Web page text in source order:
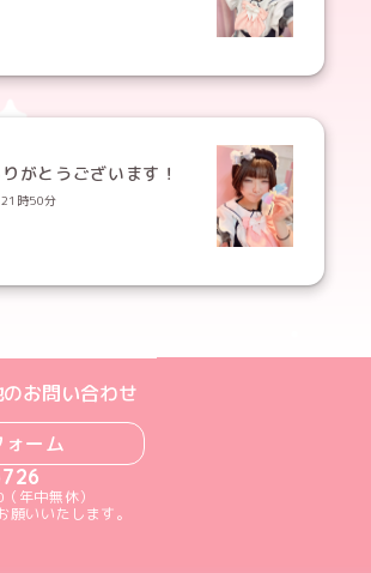
がとうございます！
時50分
ト
ウント
アカウント
お問い合わせ
ーム
年中無休）
願いいたします。